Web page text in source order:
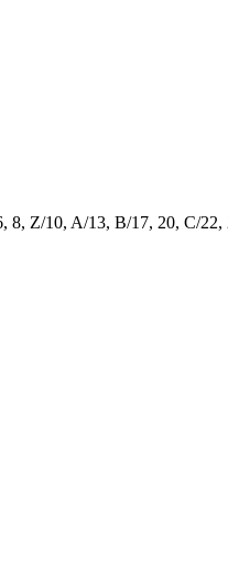
8, Z/10, A/13, B/17, 20, C/